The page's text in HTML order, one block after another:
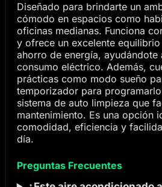
Diseñado para brindarte un
cómodo en espacios como
oficinas medianas. Funciona
y ofrece un excelente
ahorro de energía, ayudándote
consumo eléctrico. Además,
prácticas como modo sueño
temporizador para
sistema de auto limpieza que
mantenimiento. Es una opción
comodidad, eficiencia y
día.
Preguntas Frecuentes